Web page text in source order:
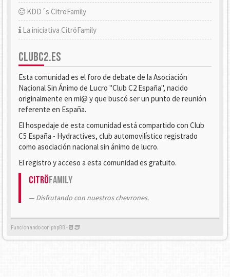
KDD´s CitröFamily
La iniciativa CitröFamily
CLUBC2.ES
Esta comunidad es el foro de debate de la Asociación
Nacional Sin Ánimo de Lucro "Club C2 España", nacido
originalmente en mi@ y que buscó ser un punto de reunión
referente en España.
El hospedaje de esta comunidad está compartido con Club
C5 España - Hydractives, club automovilístico registrado
como asociación nacional sin ánimo de lucro.
El registro y acceso a esta comunidad es gratuito.
CitröFamily
Disfrutando con nuestros chevrones.
Funcionando con phpBB -